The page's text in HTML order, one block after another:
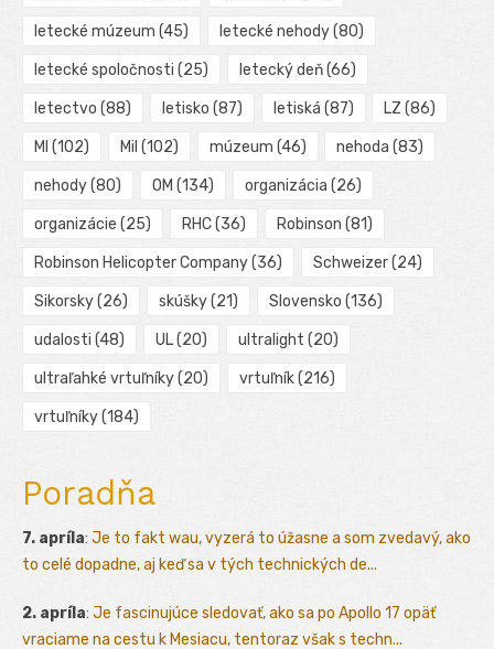
letecké múzeum (45) letecké nehody(80)
letecké spoločnosti (25) letecký deň(66)
letectvo (88) letisko (87) letiská (87) LZ (86)
MI (102) Mil (102) múzeum (46) nehoda (83)
nehody(80) OM (134) organizácia (26)
organizácie (25) RHC(36) Robinson (81)
Robinson Helicopter Company(36) Schweizer(24)
Sikorsky(26) skúšky(21) Slovensko (136)
udalosti (48) UL(20) ultralight (20)
ultraľahké vrtuľníky(20) vrtuľník(216)
vrtuľníky(184)
Poradňa
7. apríla: Je to fakt wau, vyzerá to úžasne a som zvedavý, ako
to celé dopadne, aj keď sa v tých technických de...
2. apríla: Je fascinujúce sledovať, ako sa po Apollo 17 opäť
vraciame na cestu k Mesiacu, tentoraz však s techn...